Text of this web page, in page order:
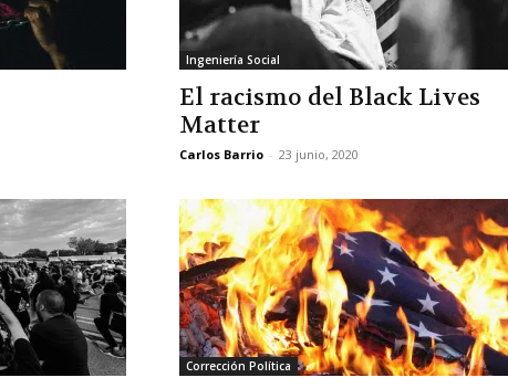
Ingeniería Social
El racismo del Black Lives
Matter
Carlos Barrio - 23 junio, 2020
Corrección Política